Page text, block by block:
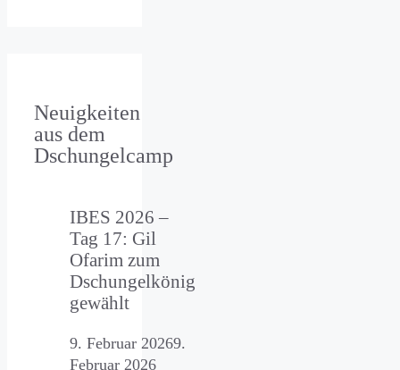
Neuigkeiten
aus dem
Dschungelcamp
IBES 2026 –
Tag 17: Gil
Ofarim zum
Dschungelkönig
gewählt
9. Februar 20269.
Februar 2026